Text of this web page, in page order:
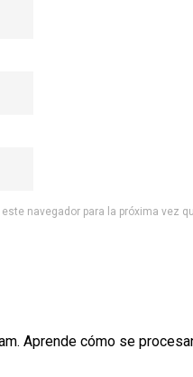
navegador para la próxima vez
Aprende cómo se